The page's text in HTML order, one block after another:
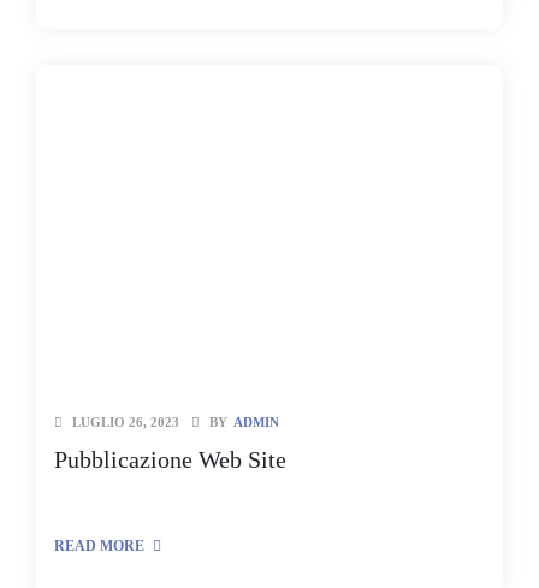
Pubblicazione Web Site
LUGLIO 26, 2023 BY ADMIN
READ MORE